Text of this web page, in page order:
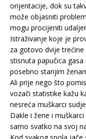
orijentacije, dok su
može objasniti
mogu procijeniti
Istraživanje koje je
za gotovo dvije
stisnuta papučica
posebno starijim
Ali prije nego što
vozači statistike kažu
nesreća muškarci
Dakle i žene i
samo svatko na svoj